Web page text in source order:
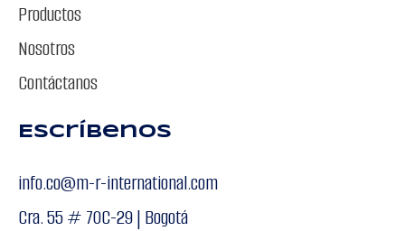
Productos
Nosotros
Contáctanos
Escríbenos
info.co@m-r-international.com
Cra. 55 # 70C-29 | Bogotá